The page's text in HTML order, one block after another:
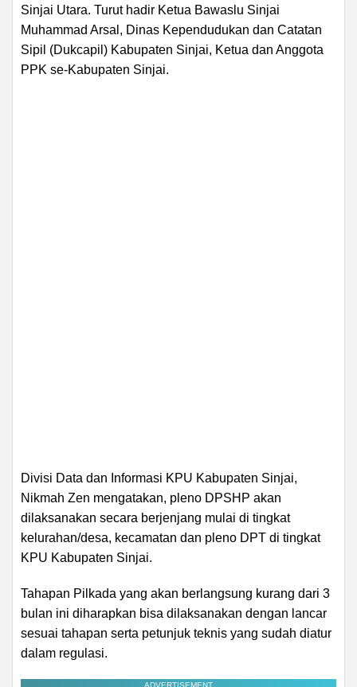
Sinjai Utara. Turut hadir Ketua Bawaslu Sinjai
Muhammad Arsal, Dinas Kependudukan dan Catatan
Sipil (Dukcapil) Kabupaten Sinjai, Ketua dan Anggota
PPK se-Kabupaten Sinjai.
Divisi Data dan Informasi KPU Kabupaten Sinjai,
Nikmah Zen mengatakan, pleno DPSHP akan
dilaksanakan secara berjenjang mulai di tingkat
kelurahan/desa, kecamatan dan pleno DPT di tingkat
KPU Kabupaten Sinjai.
Tahapan Pilkada yang akan berlangsung kurang dari 3
bulan ini diharapkan bisa dilaksanakan dengan lancar
sesuai tahapan serta petunjuk teknis yang sudah diatur
dalam regulasi.
ADVERTISEMENT